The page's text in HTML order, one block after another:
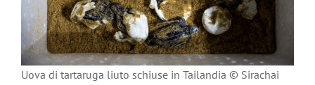
Uova di tartaruga liuto schiuse in Tailandia © Sirachai